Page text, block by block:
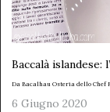
Baccalà islandese:
Da Bacalhau Osteria dello Chef
6 Giugno 2020